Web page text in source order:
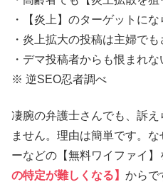
・【炎上】のターゲットに
・炎上拡大の投稿は主婦でも
・デマ投稿者からも恨まれ
※ 逆SEO忍者調べ
凄腕の弁護士さんでも、訴
ません。理由は簡単です。
ーなどの【無料ワイファイ
の特定が難しくなる】 からで